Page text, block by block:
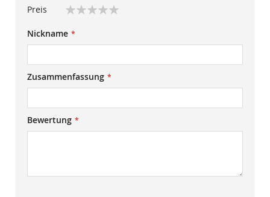
star
stars
stars
stars
stars
Preis
star
stars
stars
stars
stars
Nickname
Zusammenfassung
Bewertung